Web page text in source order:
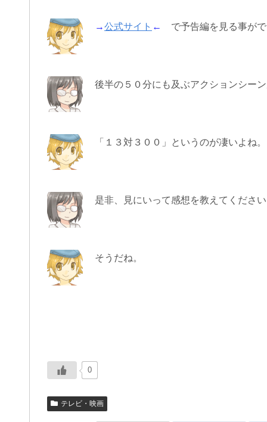
→公式サイト ← で予告編を見る事が
後半の５０分にも及ぶアクションシー
「１３対３００」というのが凄いよね。
是非、見にいって感想を教えてくださ
そうだね。
0
テレビ・映画